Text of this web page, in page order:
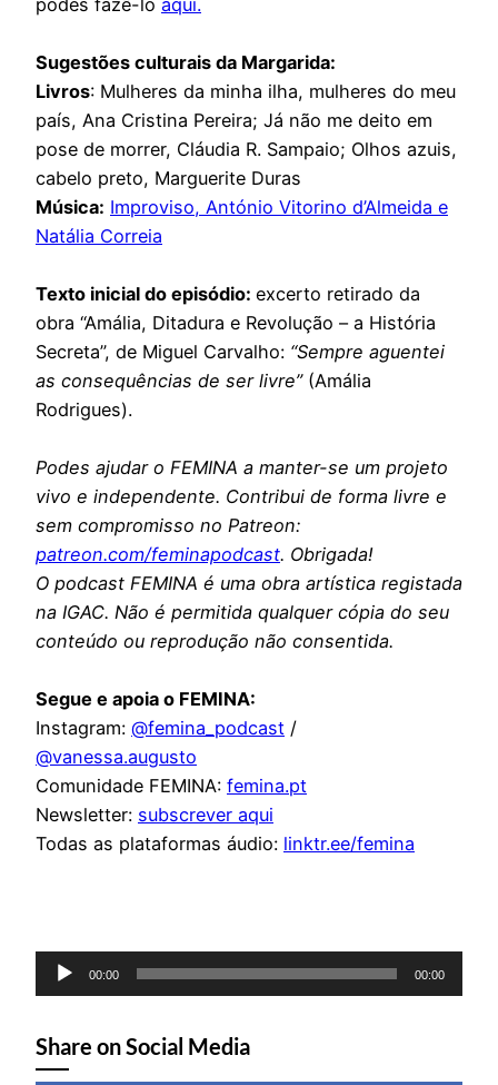
Sugestões culturais da Margarida:
Livros: Mulheres da minha ilha, mulheres do meu
país, Ana Cristina Pereira; Já não me deito em
pose de morrer, Cláudia R. Sampaio; Olhos azuis,
cabelo preto, Marguerite Duras
Música: Improviso, António Vitorino d’Almeida e
Natália Correia
Texto inicial do episódio: excerto retirado da
obra “Amália, Ditadura e Revolução – a História
Secreta”, de Miguel Carvalho: “Sempre aguentei
as consequências de ser livre”(Amália
Rodrigues).
Podes ajudar o FEMINA a manter-se um projeto
vivo e independente. Contribui de forma livre e
sem compromisso no Patreon:
patreon.com/feminapodcast. Obrigada!
O podcast FEMINA é uma obra artística registada
na IGAC. Não é permitida qualquer cópia do seu
conteúdo ou reprodução não consentida.
Segue e apoia o FEMINA:
Instagram: @femina_podcast /
@vanessa.augusto
Comunidade FEMINA: femina.pt
Newsletter: subscrever aqui
Todas as plataformas áudio: linktr.ee/femina
Reprodutor
de
00:00 00:00
Share on Social Media